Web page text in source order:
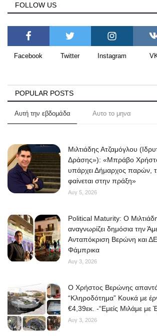
FOLLOW US
Facebook Twitter Instagram
POPULAR POSTS
Αυτή την εβδομάδα Αυτο το μηνα
Μιλτιάδης Ατζαμόγλου
Δράσης»): «Μπράβο
υπάρχει Δήμαρχος παρών,
φαίνεται στην πράξη»
Αυγ 5, 2026
Political Maturity: Ο
αναγνωρίζει δημόσια την
Ανταπόκριση Βερώνη και
Φάμπρικα
Αυγ 3, 2026
O Χρήστος Βερώνης
“Κληροδότημα” Κουκά με
€4,39εκ. -“Εμείς Μιλάμε με
Αυγ 3, 2026